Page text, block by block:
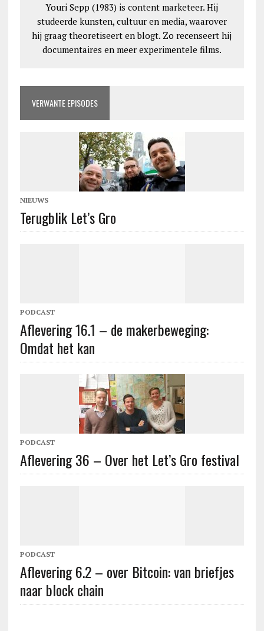
Youri Sepp (1983) is content marketeer. Hij
studeerde kunsten, cultuur en media, waarover
hij graag theoretiseert en blogt. Zo recenseert hij
documentaires en meer experimentele films.
VERWANTE EPISODES
NIEUWS
Terugblik Let’s Gro
PODCAST
Aflevering 16.1 – de makerbeweging:
Omdat het kan
PODCAST
Aflevering 36 – Over het Let’s Gro festival
PODCAST
Aflevering 6.2 – over Bitcoin: van briefjes
naar block chain